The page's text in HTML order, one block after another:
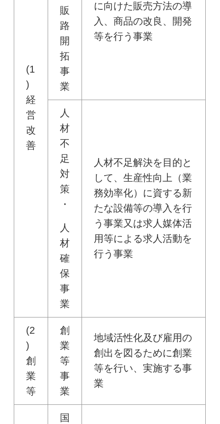
(1
)
経
営
改
善
販
路
開
拓
事
業
に向けた販売方法の導
入、商品の改良、開発
等を行う事業
人
材
不
足
対
策
・
人
材
確
保
事
業
人材不足解決を目的と
して、生産性向上（業
務効率化）に資する新
たな設備等の導入を行
う事業又は求人媒体活
用等による求人活動を
行う事業
(2
)
創
業
等
創
業
等
事
業
地域活性化及び雇用の
創出を図るために創業
等を行い、実施する事
業
国